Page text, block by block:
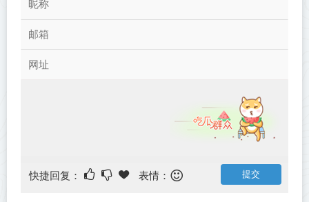
快捷回复： 表情：